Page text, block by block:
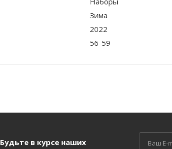
Зима
2022
56-59
Будьте в курсе наших